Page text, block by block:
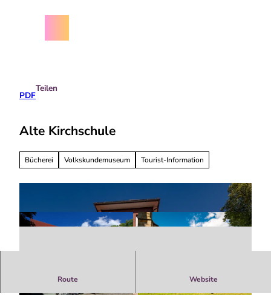
PDF
Teilen
Alte Kirchschule
Bücherei Volkskundemuseum Tourist-Information
Route Website
Museum und außerschulischer Lernort